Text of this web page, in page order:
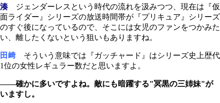
湊ジェンダーレスという時代の流れを汲みつつ、現在は『仮
面ライダー』シリーズの放送時間帯が『プリキュア』シリーズ
のすぐ後になっているので、そこには女児のファンをつかみた
い、離したくないという狙いもありますね。
田﨑 そういう意味では『ガッチャード』はシリーズ史上歴代
1位の女性レギュラー数だと思いますよ。
――確かに多いですよね。敵にも暗躍する"冥黒の三姉妹"が
いますし。